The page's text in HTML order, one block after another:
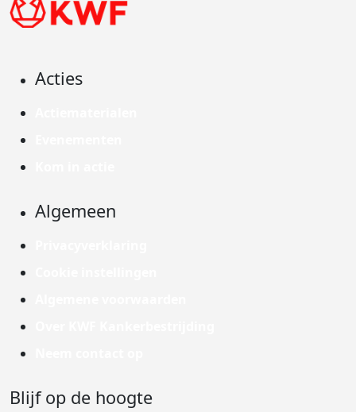
Acties
Algemeen
Blijf op de hoogte